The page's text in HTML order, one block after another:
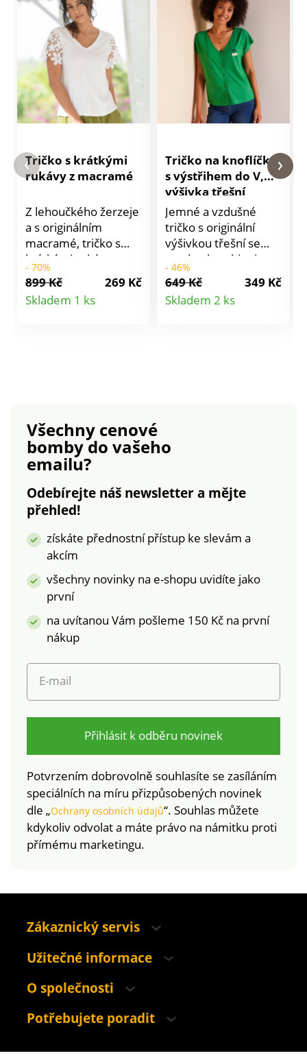
Tričko s krátkými
rukávy z macramé
Z lehoučkého žerzeje
a s originálním
macramé, tričko s
krátkými rukávy se
postará o letní
vzhled. Zakulacený
výstřih do V. Krátké
- 70%
899 Kč
269 Kč
Skladem 1 ks
Detail
Tričko na knoflíčky
s výstřihem do V,
výšivka třešní
Jemné a vzdušné
tričko s originální
výšivkou třešní se
snadno kombinuje.
Na hrudníku výšivka
třešní. Výstřih do V s
prodlužujícím
1216 / 3 IFTH). Tato
byly podrobeny
škodlivých látek a
nad rámec platných
norem. Lze prát v
- 46%
649 Kč
349 Kč
Skladem 2 ks
Detail
Všechny cenové
bombydo vašeho
emailu?
Odebírejte náš newsletter a mějte
přehled!
získáte přednostní přístup ke slevám a
akcím
všechny novinky na e-shopu uvidíte jako
první
na uvítanou Vám pošleme 150 Kč na první
nákup
E-mail
Přihlásit k odběru novinek
Potvrzením dobrovolně souhlasíte se zasíláním
speciálních na míru přizpůsobených novinek
dle „Ochrany osobních údajů“. Souhlas můžete
kdykoliv odvolat a máte právo na námitku proti
přímému marketingu.
Zákaznický servis
Užitečné informace
O společnosti
Potřebujete poradit